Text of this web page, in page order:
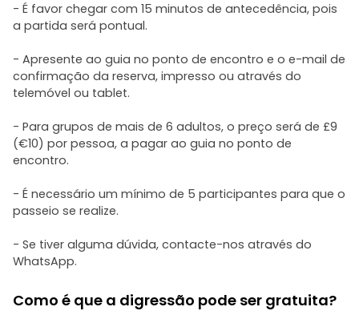
- É favor chegar com 15 minutos de antecedência, pois
a partida será pontual.
- Apresente ao guia no ponto de encontro e o e-mail de
confirmação da reserva, impresso ou através do
telemóvel ou tablet.
- Para grupos de mais de 6 adultos, o preço será de £9
(€10) por pessoa, a pagar ao guia no ponto de
encontro.
- É necessário um mínimo de 5 participantes para que o
passeio se realize.
- Se tiver alguma dúvida, contacte-nos através do
WhatsApp.
Como é que a digressão pode ser gratuita?